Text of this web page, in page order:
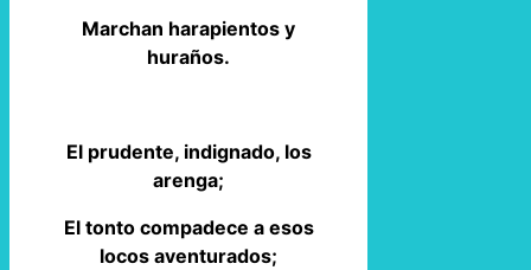
Marchan harapientos y
huraños.
El prudente, indignado, los
arenga;
El tonto compadece a esos
locos aventurados;